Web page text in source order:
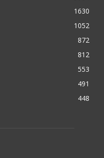
1630
1052
872
812
553
491
448